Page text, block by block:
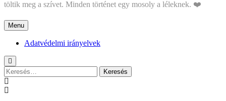
töltik meg a szívet. Minden történet egy mosoly a léleknek. ❤️
Menu
Adatvédelmi irányelvek
Keresés: